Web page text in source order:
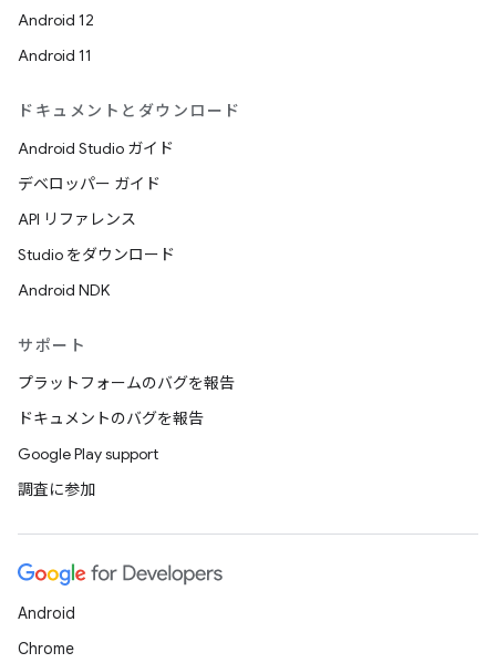
Android 12
Android 11
ドキュメントとダウンロード
Android Studio ガイド
デベロッパー ガイド
API リファレンス
Studio をダウンロード
Android NDK
サポート
プラットフォームのバグを報告
ドキュメントのバグを報告
Google Play support
調査に参加
Android
Chrome